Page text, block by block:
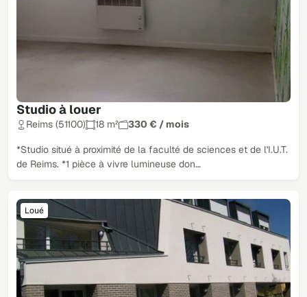
Studio à louer
Reims (51100) 18 m² 330 € / mois
*Studio situé à proximité de la faculté de sciences et de l'I.U.T.
de Reims. *1 pièce à vivre lumineuse don…
Loué